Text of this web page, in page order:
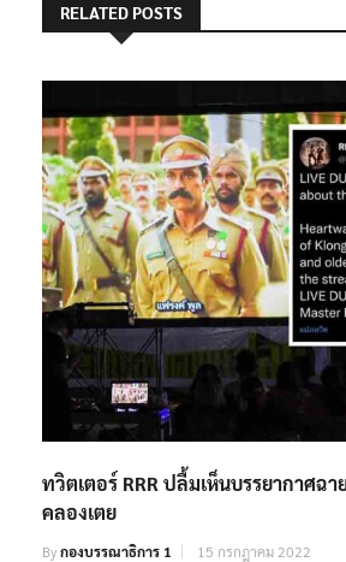
RELATED POSTS
ทวิตเตอร์ RRR ปลื้มเห็นบรรยากาศฉ
คลองเตย
Byกองบรรณาธิการ 1 15 กรกฎาคม 2022